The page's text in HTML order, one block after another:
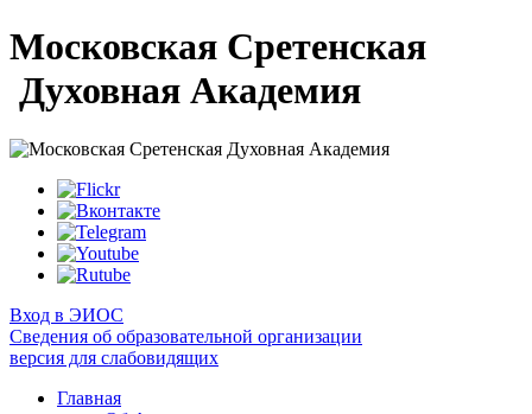
Московская Сретенская
Духовная Академия
Вход в ЭИОС
Сведения об образовательной организации
версия для слабовидящих
Главная